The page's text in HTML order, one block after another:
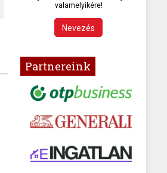
valamelyikére!
Nevezés
Partnereink